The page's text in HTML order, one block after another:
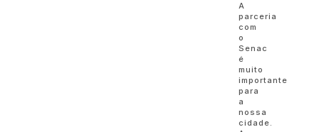
A
parceria
com
o
Senac
é
muito
importante
para
a
nossa
cidade.